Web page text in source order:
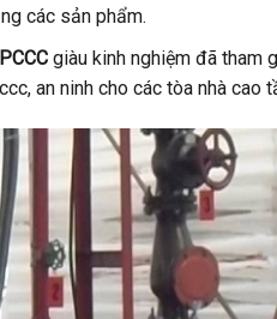
các sản phẩm.
giàu kinh nghiệm đã tham
an ninh cho các tòa nhà cao